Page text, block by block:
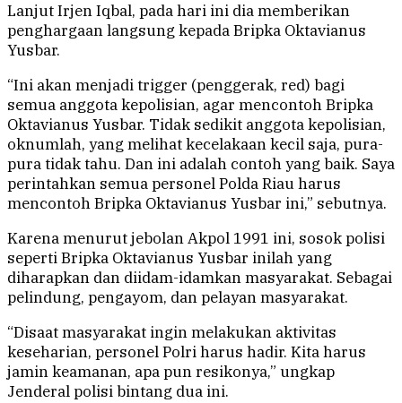
Lanjut Irjen Iqbal, pada hari ini dia memberikan
penghargaan langsung kepada Bripka Oktavianus
Yusbar.
“Ini akan menjadi trigger (penggerak, red) bagi
semua anggota kepolisian, agar mencontoh Bripka
Oktavianus Yusbar. Tidak sedikit anggota kepolisian,
oknumlah, yang melihat kecelakaan kecil saja, pura-
pura tidak tahu. Dan ini adalah contoh yang baik. Saya
perintahkan semua personel Polda Riau harus
mencontoh Bripka Oktavianus Yusbar ini,” sebutnya.
Karena menurut jebolan Akpol 1991 ini, sosok polisi
seperti Bripka Oktavianus Yusbar inilah yang
diharapkan dan diidam-idamkan masyarakat. Sebagai
pelindung, pengayom, dan pelayan masyarakat.
“Disaat masyarakat ingin melakukan aktivitas
keseharian, personel Polri harus hadir. Kita harus
jamin keamanan, apa pun resikonya,” ungkap
Jenderal polisi bintang dua ini.